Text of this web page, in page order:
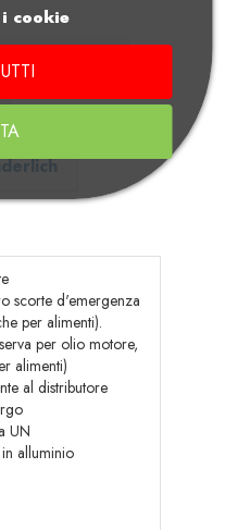
Prodotto
scorte d'emergenza
per alimenti).
per olio motore,
alimenti)
al distributore
UN
alluminio
cookie